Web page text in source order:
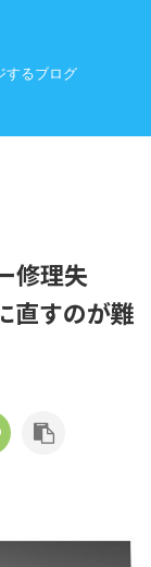
するブログ
修理失
直すのが難